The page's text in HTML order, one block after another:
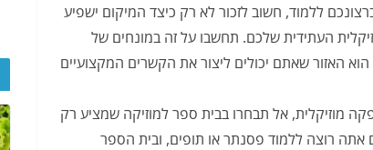
ללמוד, חשוב לזכור לא רק כיצד המיקום ישפיע
העתידית שלכם. תחשבו על זה במונחים של
האזור שאתם יכולים ליצור את הקשרים המקצועיים
מוזיקלית, אל תבחרו בבית ספר למוזיקה שמציע רק
אתה רוצה ללמוד פסנתר או תופים, ובית הספר